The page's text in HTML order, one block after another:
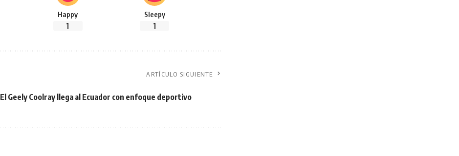
Happy
1
Sleepy
1
ARTÍCULO SIGUIENTE
El Geely Coolray llega al Ecuador con enfoque deportivo